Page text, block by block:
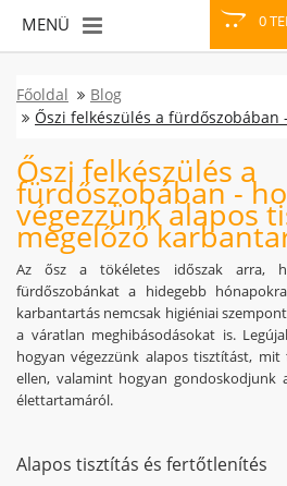
0
MENÜ
Főoldal
Blog
Őszi felkészülés a
Őszi felkészülés a
fürdőszobában -
végezzünk alapos
megelőző
Az ősz a tökéletes időszak arra,
fürdőszobánkat a hidegebb
karbantartás nemcsak higiéniai
a váratlan meghibásodásokat is.
hogyan végezzünk alapos tisztítást,
ellen, valamint hogyan gondoskodjunk
élettartamáról.
Alapos tisztítás és fertőtlenítés